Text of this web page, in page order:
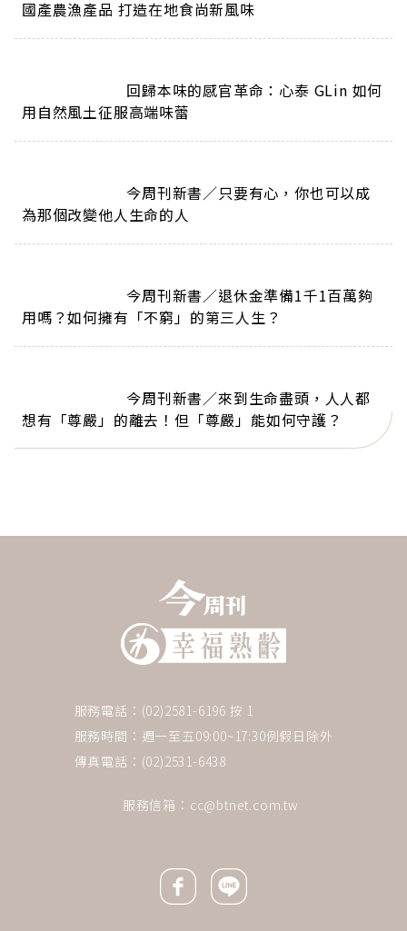
                        回歸本味的感官革命：心泰 GLin 如何
                        今周刊新書／只要有心，你也可以成
                        今周刊新書／退休金準備1千1百萬夠
                        今周刊新書／來到生命盡頭，人人都
服務電話：(02)2581-6196 按 1
服務時間：週一至五09:00~17:30例假日除外
傳真電話：(02)2531-6438
              服務信箱：
cc@btnet.com.tw
Facebook icon
Line icon